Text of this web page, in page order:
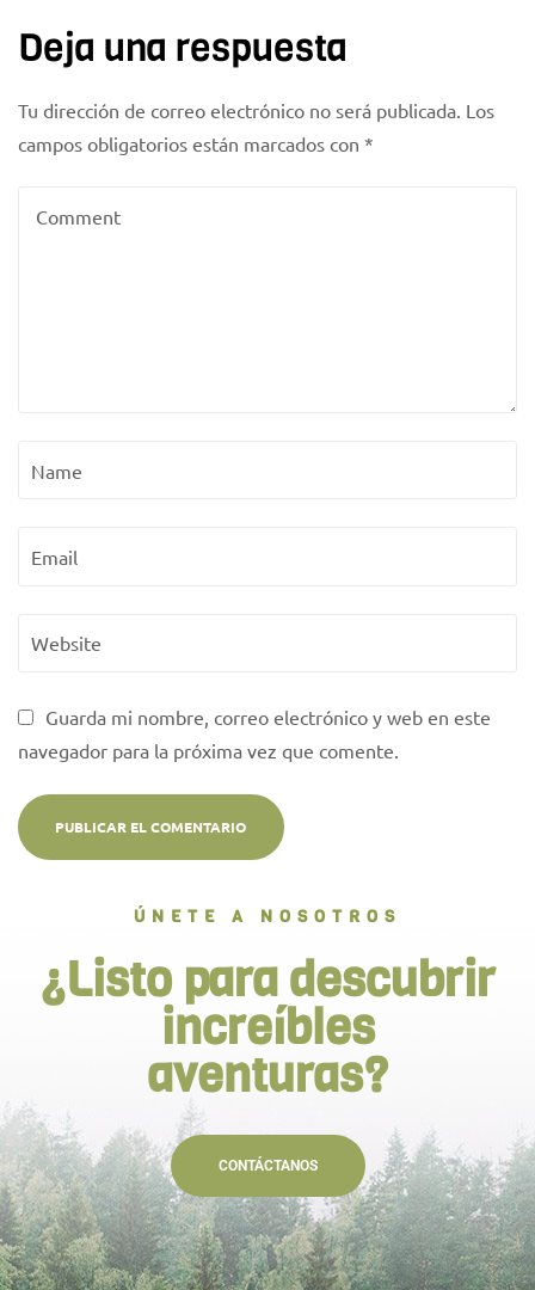
Deja una respuesta
Tu dirección de correo electrónico no será publicada. Los
campos obligatorios están marcados con *
Guarda mi nombre, correo electrónico y web en este
navegador para la próxima vez que comente.
ÚNETE A NOSOTROS
¿Listo para descubrir
increíbles
aventuras?
CONTÁCTANOS